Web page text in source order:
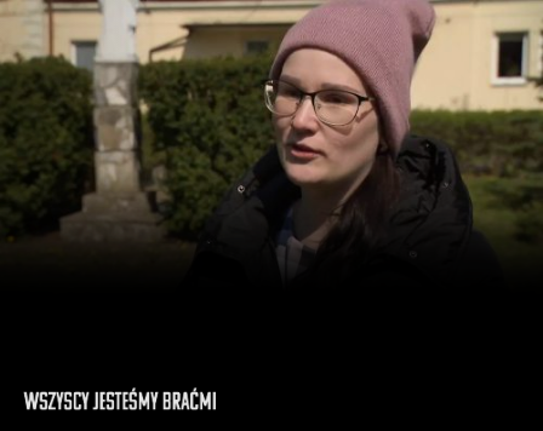
Wszyscy jesteśmy